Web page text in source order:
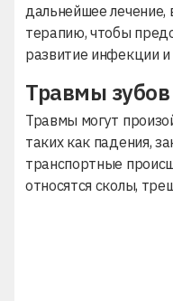
дальнейшее
терапию, чтобы
развитие инфекции и
Травмы зубов
Травмы могут
таких как падения,
транспортные
относятся сколы,